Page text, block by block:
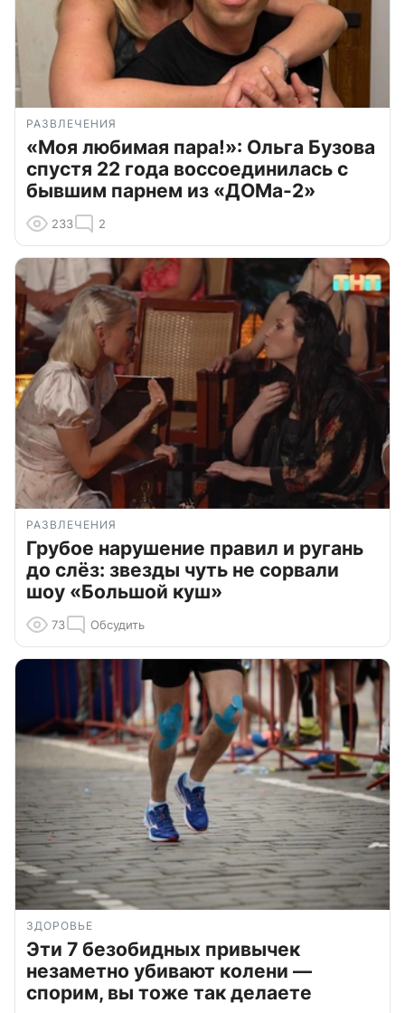
РАЗВЛЕЧЕНИЯ
«Моя любимая пара!»: Ольга Бузова
спустя 22 года воссоединилась с
бывшим парнем из «ДОМа-2»
233 2
РАЗВЛЕЧЕНИЯ
Грубое нарушение правил и ругань
до слёз: звезды чуть не сорвали
шоу «Большой куш»
73 Обсудить
ЗДОРОВЬЕ
Эти 7 безобидных привычек
незаметно убивают колени —
спорим, вы тоже так делаете